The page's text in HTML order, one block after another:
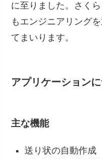
に至りました。さく
もエンジニアリング
てまいります。
アプリケーション
主な機能
送り状の自動作成